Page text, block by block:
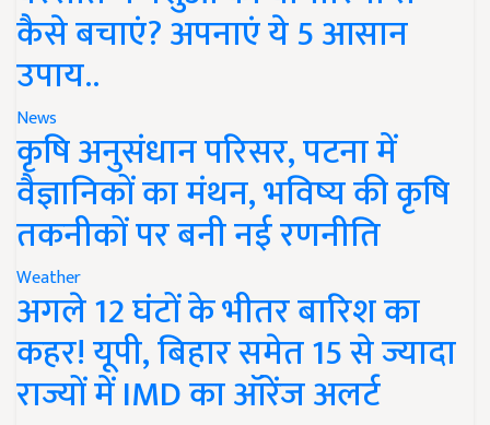
कैसे बचाएं? अपनाएं ये 5 आसान
उपाय..
News
कृषि अनुसंधान परिसर, पटना में
वैज्ञानिकों का मंथन, भविष्य की कृषि
तकनीकों पर बनी नई रणनीति
Weather
अगले 12 घंटों के भीतर बारिश का
कहर! यूपी, बिहार समेत 15 से ज्यादा
राज्यों में IMD का ऑरेंज अलर्ट